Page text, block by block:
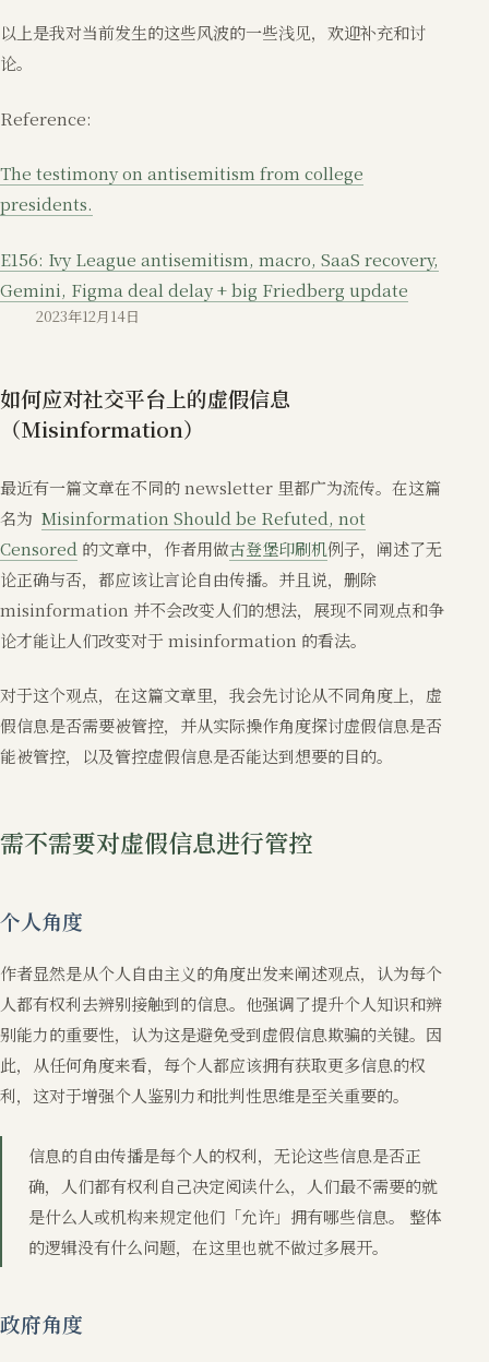
以上是我对当前发生的这些风波的一些浅见，欢迎补充和讨
论。
Reference:
The testimony on antisemitism from college
presidents.
E156: Ivy League antisemitism, macro, SaaS recovery,
Gemini, Figma deal delay + big Friedberg update
2023年12月14日
如何应对社交平台上的虚假信息
（Misinformation）
最近有一篇文章在不同的 newsletter 里都广为流传。在这篇
名为 Misinformation Should be Refuted, not
Censored 的文章中，作者用做古登堡印刷机例子，阐述了无
论正确与否，都应该让言论自由传播。并且说，删除
misinformation 并不会改变人们的想法，展现不同观点和争
论才能让人们改变对于 misinformation 的看法。
对于这个观点，在这篇文章里，我会先讨论从不同角度上，虚
假信息是否需要被管控，并从实际操作角度探讨虚假信息是否
能被管控，以及管控虚假信息是否能达到想要的目的。
需不需要对虚假信息进行管控
个人角度
作者显然是从个人自由主义的角度出发来阐述观点，认为每个
人都有权利去辨别接触到的信息。他强调了提升个人知识和辨
别能力的重要性，认为这是避免受到虚假信息欺骗的关键。因
此，从任何角度来看，每个人都应该拥有获取更多信息的权
利，这对于增强个人鉴别力和批判性思维是至关重要的。
信息的自由传播是每个人的权利，无论这些信息是否正
确，人们都有权利自己决定阅读什么，人们最不需要的就
是什么人或机构来规定他们「允许」拥有哪些信息。 整体
的逻辑没有什么问题，在这里也就不做过多展开。
政府角度